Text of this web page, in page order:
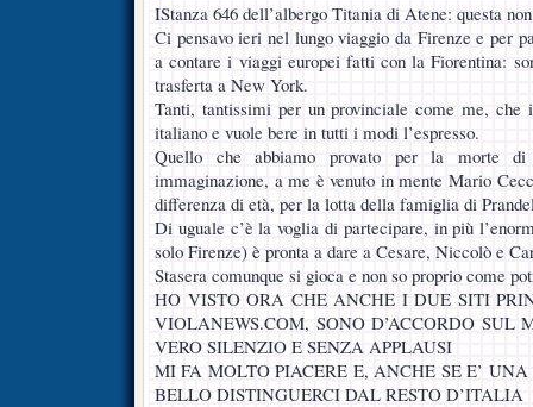
IStanza 646 dell’albergo Titania di Atene: questa
Ci pensavo ieri nel lungo viaggio da Firenze e per
a contare i viaggi europei fatti con la Fiorentina:
trasferta a New York.
Tanti, tantissimi per un provinciale come me,
italiano e vuole bere in tutti i modi l’espresso.
Quello che abbiamo provato per la morte di
immaginazione, a me è venuto in mente Mario
differenza di età, per la lotta della famiglia di
Di uguale c’è la voglia di partecipare, in più
solo Firenze) è pronta a dare a Cesare, Niccolò e
Stasera comunque si gioca e non so proprio come
HO VISTO ORA CHE ANCHE I DUE SITI
VIOLANEWS.COM, SONO D’ACCORDO SUL
VERO SILENZIO E SENZA APPLAUSI
MI FA MOLTO PIACERE E, ANCHE SE E’
BELLO DISTINGUERCI DAL RESTO D’ITALIA